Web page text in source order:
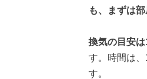
も、まずは
換気の目安
す。時間は
す。